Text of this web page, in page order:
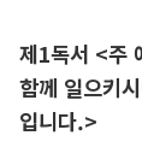
제1독서 <주
함께 일으키
입니다.>